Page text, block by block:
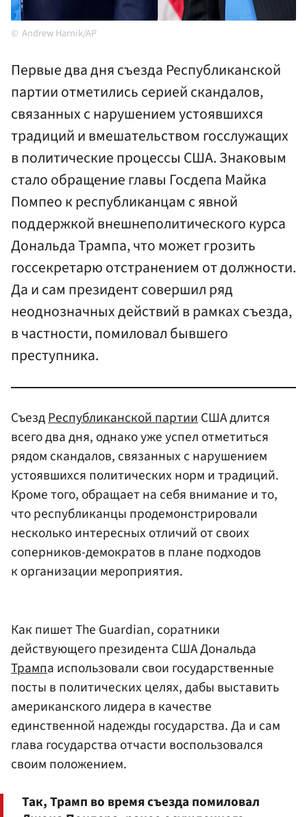
Andrew Harnik/AP
Первые два дня съезда Республиканской
партии отметились серией скандалов,
связанных с нарушением устоявшихся
традиций и вмешательством госслужащих
в политические процессы США. Знаковым
стало обращение главы Госдепа Майка
Помпео к республиканцам с явной
поддержкой внешнеполитического курса
Дональда Трампа, что может грозить
госсекретарю отстранением от должности.
Да и сам президент совершил ряд
неоднозначных действий в рамках съезда,
в частности, помиловал бывшего
преступника.
СъездРеспубликанской партииСША длится
всего два дня, однако уже успел отметиться
рядом скандалов, связанных с нарушением
устоявшихся политических норм и традиций.
Кроме того, обращает на себя внимание и то,
что республиканцы продемонстрировали
несколько интересных отличий от своих
соперников-демократов в плане подходов
к организации мероприятия.
Как пишет The Guardian, соратники
действующего президента США Дональда
Трампа использовали свои государственные
посты в политических целях, дабы выставить
американского лидера в качестве
единственной надежды государства. Да и сам
глава государства отчасти воспользовался
своим положением.
Так, Трамп во время съезда помиловал